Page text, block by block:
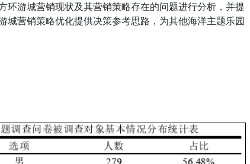
环游城营销现状及其营销策略存在的问题进行分析，并提
城营销策略优化提供决策参考思路，为其他海洋主题乐园